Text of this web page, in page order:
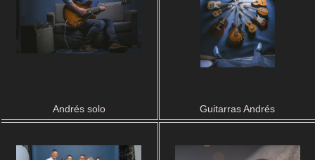
Andrés solo Guitarras Andrés